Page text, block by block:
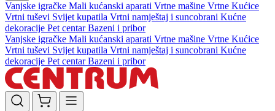
Vanjske igračke Mali kućanski aparati Vrtne mašine Vrtne Kućice
Vrtni tuševi Svijet kupatila Vrtni namještaj i suncobrani Kućne
dekoracije Pet centarBazeni i pribor
Vanjske igračke Mali kućanski aparati Vrtne mašine Vrtne Kućice
Vrtni tuševi Svijet kupatila Vrtni namještaj i suncobrani Kućne
dekoracije Pet centarBazeni i pribor